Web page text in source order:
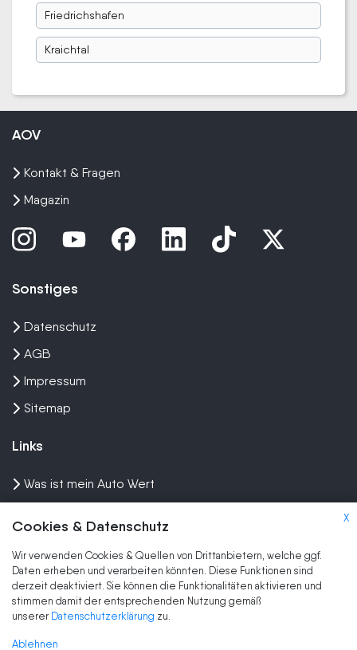
Friedrichshafen
Kraichtal
X
Cookies & Datenschutz
Wir verwenden Cookies & Quellen von Drittanbietern, welche ggf.
Daten erheben und verarbeiten könnten. Diese Funktionen sind
derzeit deaktiviert. Sie können die Funktionalitäten aktivieren und
stimmen damit der entsprechenden Nutzung gemäß
unserer Datenschutzerklärung zu.
Ablehnen
AOV
Kontakt & Fragen
Magazin
Sonstiges
Datenschutz
AGB
Impressum
Sitemap
Links
Was ist mein Auto Wert
Wir kaufen dein Auto
Marken